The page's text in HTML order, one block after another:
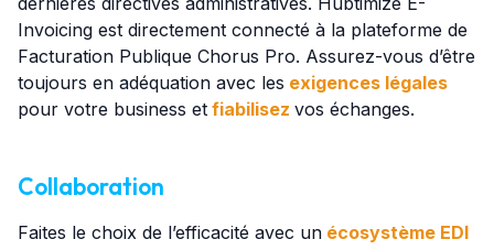
Invoicing est directement connecté à la plateforme de
Facturation Publique Chorus Pro. Assurez-vous d’être
toujours en adéquation avec les exigences légales
pour votre business et fiabilisez vos échanges.
Collaboration
Faites le choix de l’efficacité avec un écosystème EDI